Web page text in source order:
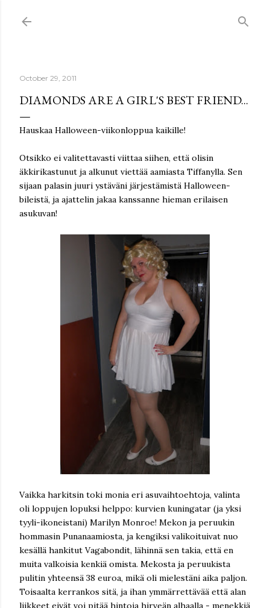
October 29, 2011
DIAMONDS ARE A GIRL'S BEST FRIEND...
Hauskaa Halloween-viikonloppua kaikille!
Otsikko ei valitettavasti viittaa siihen, että olisin
äkkirikastunut ja alkunut viettää aamiasta Tiffanylla. Sen
sijaan palasin juuri ystäväni järjestämistä Halloween-
bileistä, ja ajattelin jakaa kanssanne hieman erilaisen
asukuvan!
Vaikka harkitsin toki monia eri asuvaihtoehtoja, valinta
oli loppujen lopuksi helppo: kurvien kuningatar (ja yksi
tyyli-ikoneistani) Marilyn Monroe! Mekon ja peruukin
hommasin Punanaamiosta, ja kengiksi valikoituivat nuo
kesällä hankitut Vagabondit, lähinnä sen takia, että en
muita valkoisia kenkiä omista. Mekosta ja peruukista
pulitin yhteensä 38 euroa, mikä oli mielestäni aika paljon.
Toisaalta kerrankos sitä, ja ihan ymmärrettävää että alan
liikkeet eivät voi pitää hintoja hirveän alhaalla - menekkiä